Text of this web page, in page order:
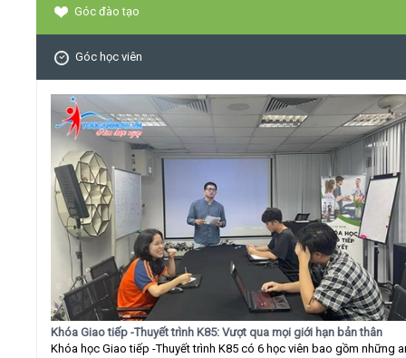
Góc đào tạo
Góc học viên
Khóa Giao tiếp -Thuyết trình K85: Vượt qua mọi giới hạn bản thân
Khóa học Giao tiếp -Thuyết trình K85 có 6 học viên bao gồm những